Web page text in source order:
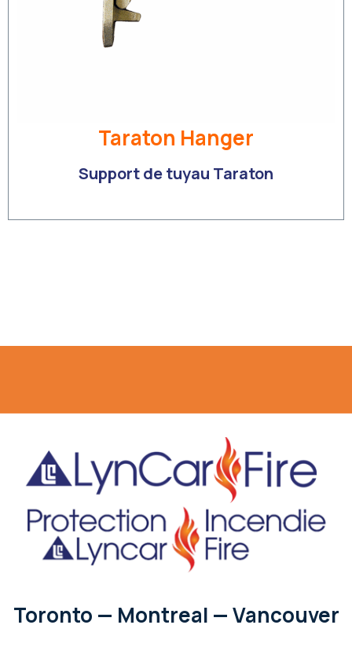
Taraton Hanger
Support de tuyau Taraton
Toronto — Montreal — Vancouver